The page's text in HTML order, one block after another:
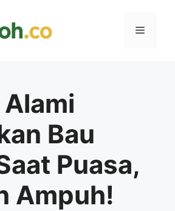
Menu
Bau
Puasa,
Ampuh!